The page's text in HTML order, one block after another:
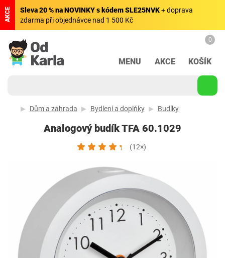
AKCE Sleva 20 % na NOVINKY s kódem SLE25NVK+ doprava
zdarma při objednávce nad 1 500 Kč
MENU AKCE
0
KOŠÍK
Dům a zahrada Bydlení a doplňky Budíky
Analogový budík TFA 60.1029
(12×)